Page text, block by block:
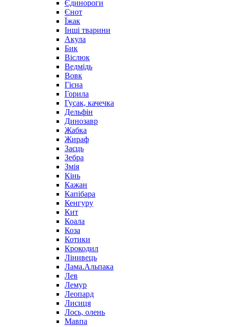
Єдинороги
Єнот
Їжак
Інші тварини
Акула
Бик
Віслюк
Ведмідь
Вовк
Гієна
Горила
Гусак, качечка
Дельфін
Динозавр
Жабка
Жираф
Заєць
Зебра
Змія
Кінь
Кажан
Капібара
Кенгуру
Кит
Коала
Коза
Котики
Крокодил
Лінивець
Лама.Альпака
Лев
Лемур
Леопард
Лисиця
Лось, олень
Мавпа